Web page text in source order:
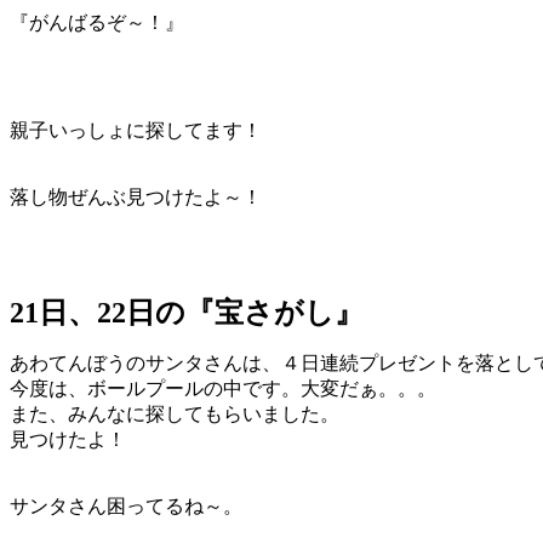
『がんばるぞ～！』
親子いっしょに探してます！
落し物ぜんぶ見つけたよ～！
21日、22日の『宝さがし』
あわてんぼうのサンタさんは、４日連続プレゼントを落とし
今度は、ボールプールの中です。大変だぁ。。。
また、みんなに探してもらいました。
見つけたよ！
サンタさん困ってるね～。